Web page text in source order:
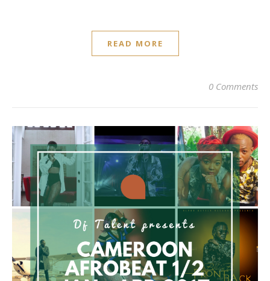
READ MORE
0 Comments